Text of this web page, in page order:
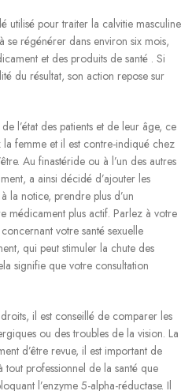
utilisé pour traiter la calvitie masculine
se régénérer dans environ six mois,
et des produits de santé . Si
du résultat, son action repose sur
l’état des patients et de leur âge, ce
la femme et il est contre-indiqué chez
Au finastéride ou à l’un des autres
a ainsi décidé d’ajouter les
la notice, prendre plus d’un
médicament plus actif. Parlez à votre
votre santé sexuelle
qui peut stimuler la chute des
signifie que votre consultation
il est conseillé de comparer les
ou des troubles de la vision. La
d’être revue, il est important de
tout professionnel de la santé que
l’enzyme 5-alpha-réductase. Il